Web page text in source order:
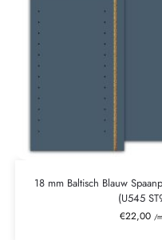
18 mm Baltisch Blauw
(U545
€22,00 /